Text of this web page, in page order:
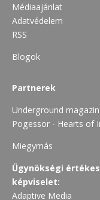
Médiaajánlat
Adatvédelem
RSS
Blogok
Partnerek
Underground magazin
Pogessor - Hearts of
Miegymás
Ügynökségi
képviselet:
Adaptive Media